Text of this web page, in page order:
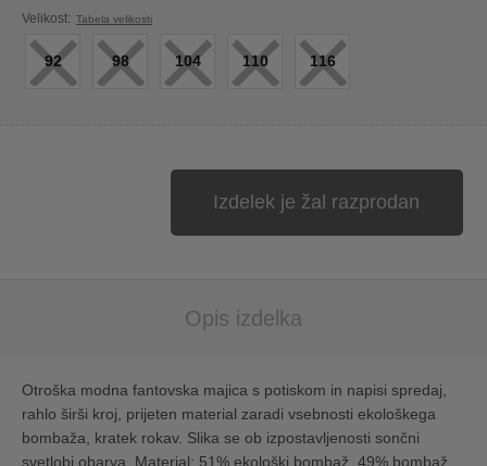
Velikost: Tabela velikosti
92
× 98
× 104
× 110
× 116
×
Izdelek je žal razprodan
Opis izdelka
Otroška modna fantovska majica s potiskom in napisi spredaj,
rahlo širši kroj, prijeten material zaradi vsebnosti ekološkega
bombaža, kratek rokav. Slika se ob izpostavljenosti sončni
svetlobi obarva. Material: 51% ekološki bombaž, 49% bombaž